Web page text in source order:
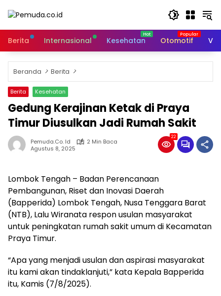
Berita
Internasional Kesehatan Otomotif
Beranda Berita
Berita Kesehatan
Gedung Kerajinan Ketak di Praya
Timur Diusulkan Jadi Rumah Sakit
Pemuda.co. Id
2 Min Baca
Agustus 8, 2025
22
Lombok Tengah – Badan Perencanaan
Pembangunan, Riset dan Inovasi Daerah
(Bapperida) Lombok Tengah, Nusa Tenggara Barat
(NTB), Lalu Wiranata respon usulan masyarakat
untuk peningkatan rumah sakit umum di Kecamatan
Praya Timur.
“Apa yang menjadi usulan dan aspirasi masyarakat
itu kami akan tindaklanjuti,” kata Kepala Bapperida
itu, Kamis (7/8/2025).